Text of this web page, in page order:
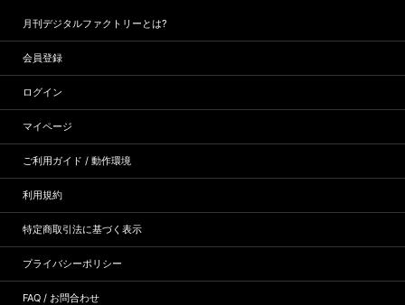
月刊デジタルファクトリーとは?
会員登録
ログイン
マイページ
ご利用ガイド / 動作環境
利用規約
特定商取引法に基づく表示
プライバシーポリシー
FAQ / お問合わせ